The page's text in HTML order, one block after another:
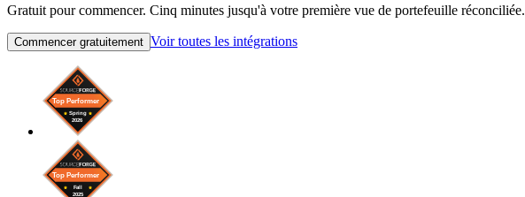
Gratuit pour commencer. Cinq minutes jusqu'à votre première vue de portefeuille réconciliée.
Commencer gratuitement Voir toutes les intégrations